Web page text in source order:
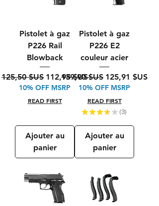
Pistolet à gaz
P226 Rail
Blowback
Prix original
125,50 $US Prix promotionnel
112,95 $US
10% OFF MSRP
READ FIRST
Ajouter au
panier
Pistolet à gaz
P226 E2
couleur acier
Prix original
139,90 $US Prix
125,91 $US
10% OFF MSRP
READ FIRST
★ ★ ★ ★ ★ 3
3
Ajouter au
panier